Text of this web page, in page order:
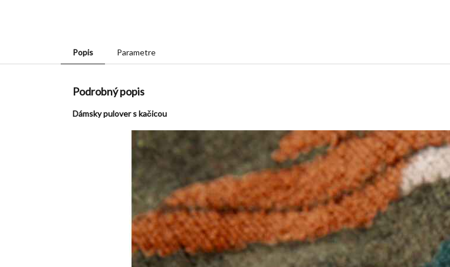
Popis Parametre
Podrobný popis
Dámsky pulover s kačicou